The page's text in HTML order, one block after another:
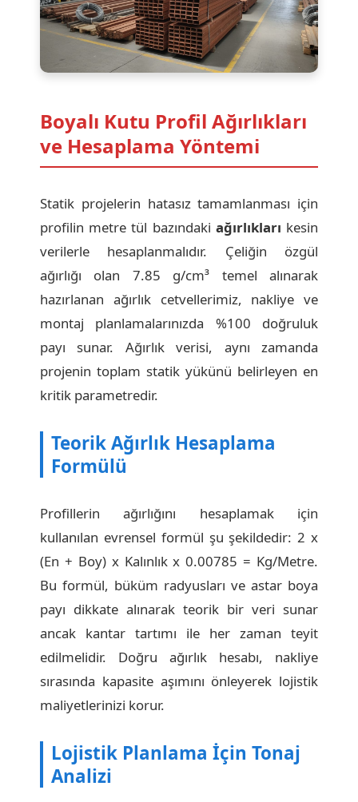
Boyalı Kutu Profil Ağırlıkları
ve Hesaplama Yöntemi
Statik projelerin hatasız tamamlanması için
profilin metre tül bazındaki ağırlıkları kesin
verilerle hesaplanmalıdır. Çeliğin özgül
ağırlığı olan 7.85 g/cm³ temel alınarak
hazırlanan ağırlık cetvellerimiz, nakliye ve
montaj planlamalarınızda %100 doğruluk
payı sunar. Ağırlık verisi, aynı zamanda
projenin toplam statik yükünü belirleyen en
kritik parametredir.
Teorik Ağırlık Hesaplama
Formülü
Profillerin ağırlığını hesaplamak için
kullanılan evrensel formül şu şekildedir: 2 x
(En + Boy) x Kalınlık x 0.00785 = Kg/Metre.
Bu formül, büküm radyusları ve astar boya
payı dikkate alınarak teorik bir veri sunar
ancak kantar tartımı ile her zaman teyit
edilmelidir. Doğru ağırlık hesabı, nakliye
sırasında kapasite aşımını önleyerek lojistik
maliyetlerinizi korur.
Lojistik Planlama İçin Tonaj
Analizi